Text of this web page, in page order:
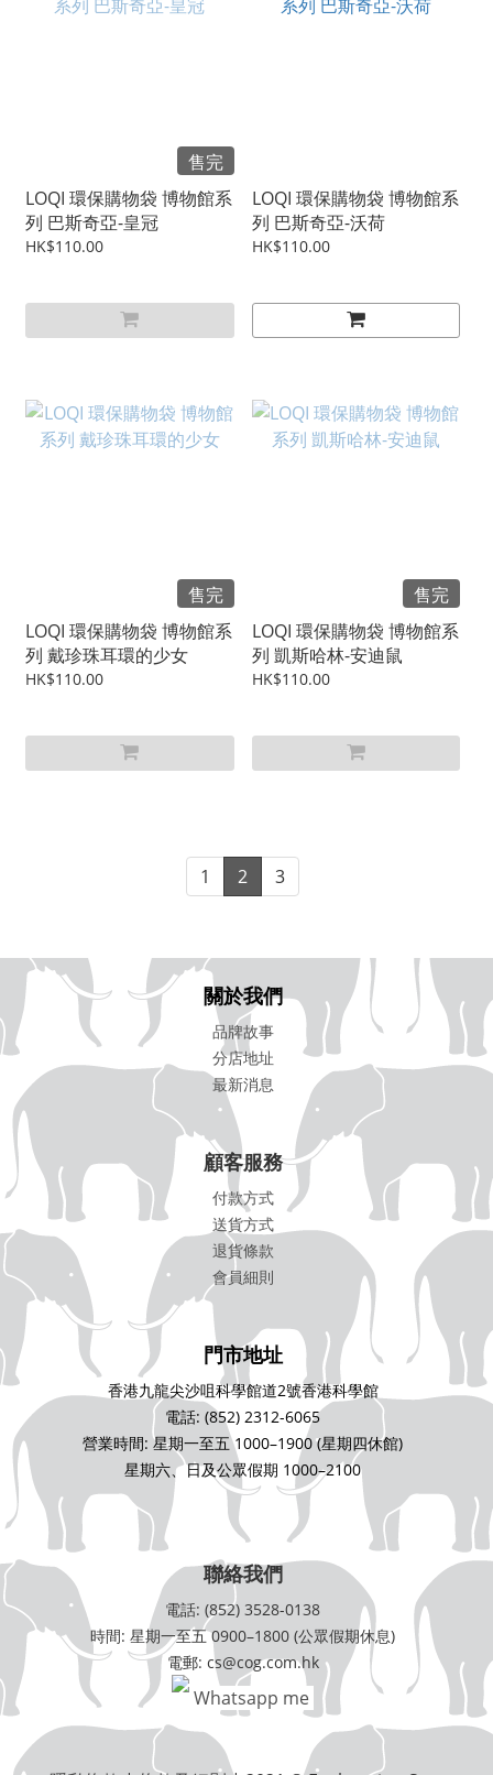
售完
LOQI 環保購物袋 博物館系
列 巴斯奇亞-皇冠
HK$110.00
LOQI 環保購物袋 博物館系
列 巴斯奇亞-沃荷
HK$110.00
售完
LOQI 環保購物袋 博物館系
列 戴珍珠耳環的少女
HK$110.00
售完
LOQI 環保購物袋 博物館系
列 凱斯哈林-安迪鼠
HK$110.00
1 2 3
關於我們
品牌故事
分店地址
最新消息
顧客服務
付款方式
送貨方式
退貨條款
會員細則
門市地址
香港九龍尖沙咀科學館道2號香港科學館
電話: (852) 2312-6065
營業時間: 星期一至五 1000–1900 (星期四休館)
星期六、日及公眾假期 1000–2100
聯絡我們
電話: (852) 3528-0138
時間: 星期一至五 0900–1800 (公眾假期休息)
電郵: cs@cog.com.hk
Whatsapp me